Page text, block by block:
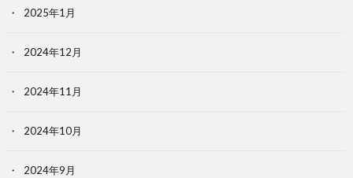
2025年1月
2024年12月
2024年11月
2024年10月
2024年9月